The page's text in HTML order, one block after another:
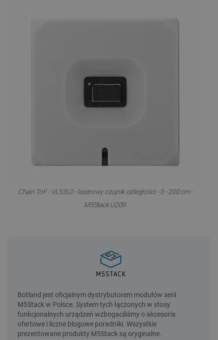
Chain ToF - VL53L0 - laserowy czujnik odległości - 3 - 200 cm -
M5Stack U209.